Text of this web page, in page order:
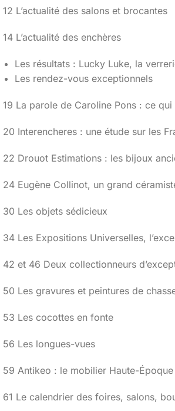
12 L’actualité des salons et brocantes
14 L’actualité des enchères
Les résultats : Lucky Luke, la
Les rendez-vous exceptionnels
19 La parole de Caroline Pons : ce
20 Interencheres : une étude sur les
22 Drouot Estimations : les bijoux
24 Eugène Collinot, un grand
30 Les objets sédicieux
34 Les Expositions Universelles,
42 et 46 Deux collectionneurs
50 Les gravures et peintures de
53 Les cocottes en fonte
56 Les longues-vues
59 Antikeo : le mobilier Haute-Époque
61 Le calendrier des foires, salons,